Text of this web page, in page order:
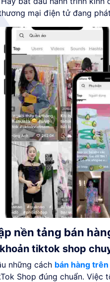
mại điện tử đang
nền tảng bán
tiktok shop
những cách bán hàng
Shop đúng chuẩn.